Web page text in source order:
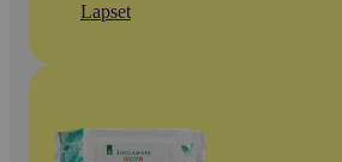
Lapset